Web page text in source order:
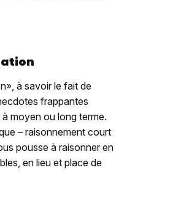
à savoir le fait de
frappantes
moyen ou long terme.
– raisonnement court
pousse à raisonner en
en lieu et place de